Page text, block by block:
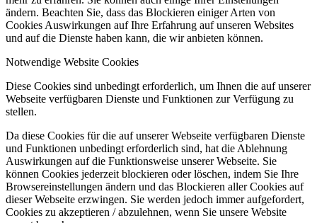
ändern. Beachten Sie, dass das Blockieren einiger Arten von
Cookies Auswirkungen auf Ihre Erfahrung auf unseren Websites
und auf die Dienste haben kann, die wir anbieten können.
Notwendige Website Cookies
Diese Cookies sind unbedingt erforderlich, um Ihnen die auf unserer
Webseite verfügbaren Dienste und Funktionen zur Verfügung zu
stellen.
Da diese Cookies für die auf unserer Webseite verfügbaren Dienste
und Funktionen unbedingt erforderlich sind, hat die Ablehnung
Auswirkungen auf die Funktionsweise unserer Webseite. Sie
können Cookies jederzeit blockieren oder löschen, indem Sie Ihre
Browsereinstellungen ändern und das Blockieren aller Cookies auf
dieser Webseite erzwingen. Sie werden jedoch immer aufgefordert,
Cookies zu akzeptieren / abzulehnen, wenn Sie unsere Website